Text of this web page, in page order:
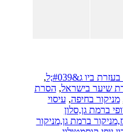
ביו ג&#039;ל
,
שיער בישראל, הסרת
מניקור בחיפה, עיסוי
ברמת גן,סלון
ברמת גן,מניקור